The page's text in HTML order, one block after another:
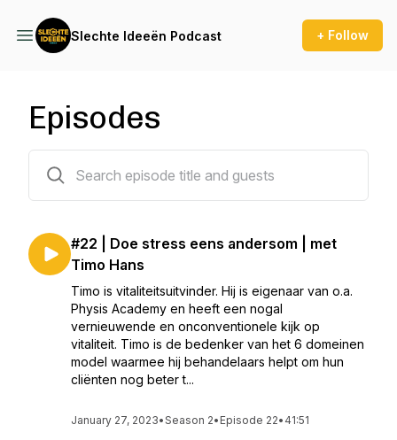
Slechte Ideeën Podcast + Follow
Episodes
#22 | Doe stress eens andersom | met
Timo Hans
Timo is vitaliteitsuitvinder. Hij is eigenaar van o.a.
Physis Academy en heeft een nogal
vernieuwende en onconventionele kijk op
vitaliteit. Timo is de bedenker van het 6 domeinen
model waarmee hij behandelaars helpt om hun
cliënten nog beter t...
January 27, 2023•Season 2• Episode 22• 41:51